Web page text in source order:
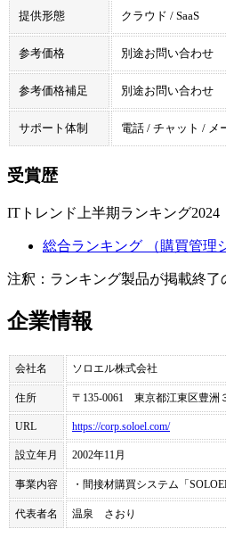
提供形態 クラウド / SaaS
参考価格 別途お問い合わせ
参考価格補足 別途お問い合わせ
サポート体制 電話 / チャット / メ
受賞歴
ITトレンド上半期ランキング2024
総合ランキング （購買管理
注釈：ランキング製品が掲載終
企業情報
会社名 ソロエル株式会社
住所 〒135-0061 東京都江東区豊洲
URL https://corp.soloel.com/
設立年月 2002年11月
事業内容 ・間接材購買システム「
代表者名 温泉 さおり